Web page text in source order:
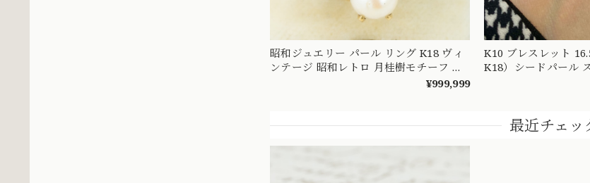
昭和ジュエリー パール リング K18 ヴィ
ンテージ 昭和レトロ 月桂樹モチーフ 和
彫り 手彫り 3珠 真珠 ゴールド 指輪¥999,999
K10 ブレスレット 16.5cm （マル
K18）シードパール
最近チェッ